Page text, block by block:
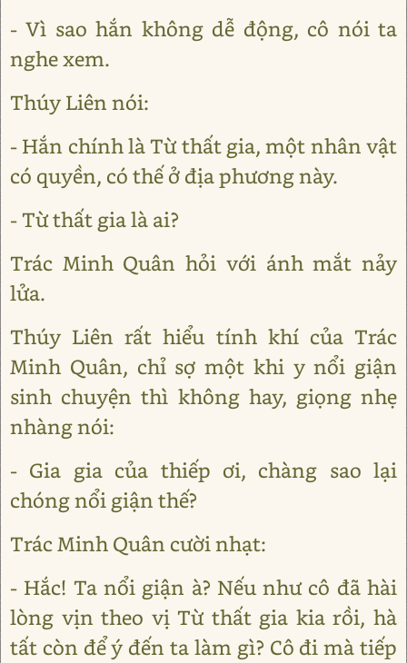
- Vì sao hắn không dễ động, cô nói ta
nghe xem.
Thúy Liên nói:
- Hắn chính là Từ thất gia, một nhân vật
có quyền, có thế ở địa phương này.
- Từ thất gia là ai?
Trác Minh Quân hỏi với ánh mắt nảy
lửa.
Thúy Liên rất hiểu tính khí của Trác
Minh Quân, chỉ sợ một khi y nổi giận
sinh chuyện thì không hay, giọng nhẹ
nhàng nói:
- Gia gia của thiếp ơi, chàng sao lại
chóng nổi giận thế?
Trác Minh Quân cười nhạt:
- Hắc! Ta nổi giận à? Nếu như cô đã hài
lòng vịn theo vị Từ thất gia kia rồi, hà
tất còn để ý đến ta làm gì? Cô đi mà tiếp